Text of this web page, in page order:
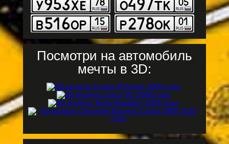
Посмотри на автомобиль
мечты в 3D: